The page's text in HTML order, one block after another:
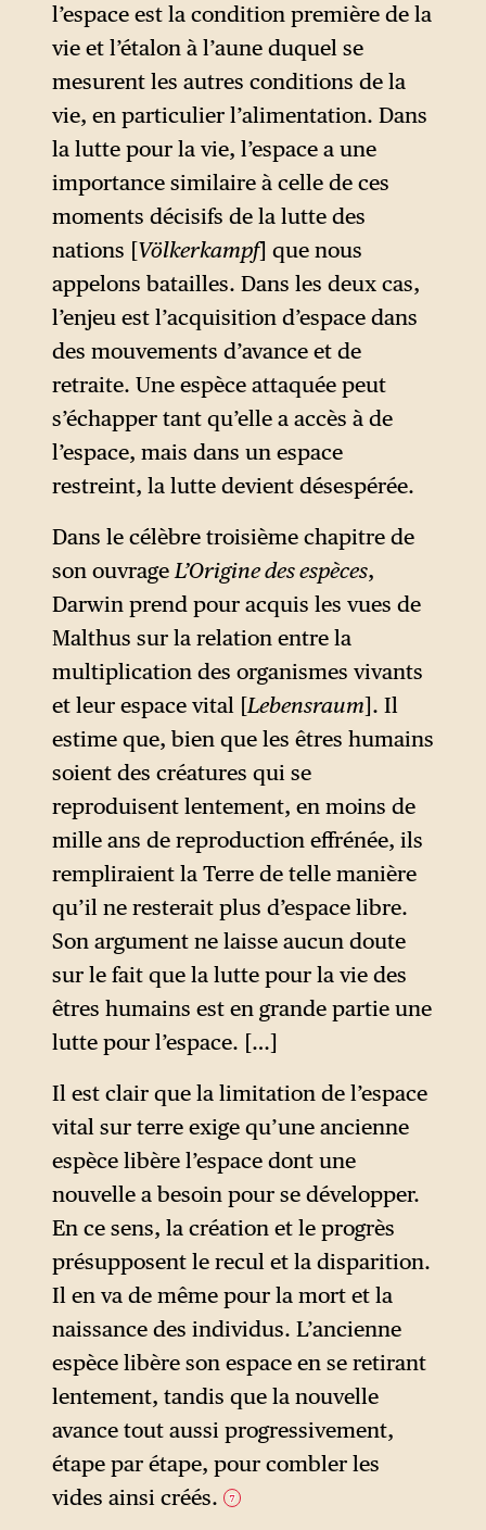
D’abord proposé, en 1860,
dans une recension de
L’Origine des espècesde
Charles Darwin, dont l’édition
originale en langue anglaise
avait paru l’année
précédente 6 , la notion de
Lebensraumest développée
par Peschel dans sonTraité
surla géographie et
l’ethnologie (Abhandlungen
zur Erd- Und Völkerkunde,
1874).Elle y désigne le milieu
géographique au sein duquel
un peuple est susceptible de
vivre adéquatement. Comme
n’importe quelle espèce
vivante, les hommes ne
seraient en effet pas adaptés à
tous les environnements et
pourraient même périr s’ils
étaient jetés dans un milieu
pour lequel ils n’ont pas de
prédispositions.
l’espace est la condition première de la
vie et l’étalon à l’aune duquel se
mesurent les autres conditions de la
vie, en particulier l’alimentation. Dans
la lutte pour la vie, l’espace a une
importance similaire à celle de ces
moments décisifs de la lutte des
nations [Völkerkampf] que nous
appelons batailles. Dans les deux cas,
l’enjeu est l’acquisition d’espace dans
des mouvements d’avance et de
retraite. Une espèce attaquée peut
s’échapper tant qu’elle a accès à de
l’espace, mais dans un espace
restreint, la lutte devient désespérée.
Dans le célèbre troisième chapitre de
son ouvrageL’Origine des espèces,
Darwin prend pour acquis les vues de
Malthus sur la relation entre la
multiplication des organismes vivants
et leur espace vital [Lebensraum]. Il
estime que, bien que les êtres humains
soient des créatures qui se
reproduisent lentement, en moins de
mille ans de reproduction effrénée, ils
rempliraient la Terre de telle manière
qu’il ne resterait plus d’espace libre.
Son argument ne laisse aucun doute
sur le fait que la lutte pour la vie des
êtres humains est en grande partie une
lutte pour l’espace. […]
Il est clair que la limitation de l’espace
vital sur terre exige qu’une ancienne
espèce libère l’espace dont une
nouvelle a besoin pour se développer.
En ce sens, la création et le progrès
présupposent le recul et la disparition.
Il en va de même pour la mort et la
naissance des individus. L’ancienne
espèce libère son espace en se retirant
lentement, tandis que la nouvelle
avance tout aussi progressivement,
étape par étape, pour combler les
vides ainsi créés.
7